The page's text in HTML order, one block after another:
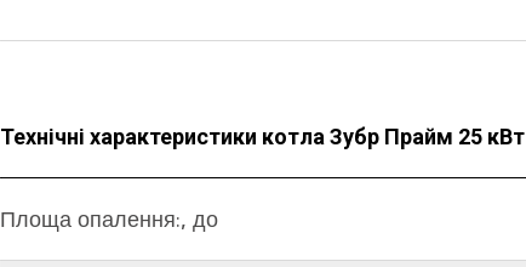
Технічні характеристики котла Зубр Прайм 25 кВт
Площа опалення:, до